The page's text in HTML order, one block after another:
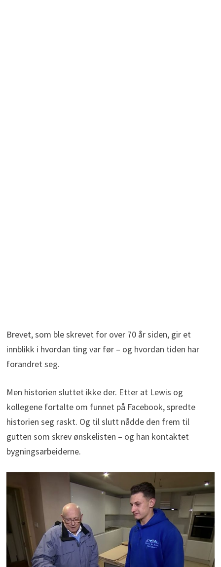
Brevet, som ble skrevet for over 70 år siden, gir et
innblikk i hvordan ting var før – og hvordan tiden har
forandret seg.
Men historien sluttet ikke der. Etter at Lewis og
kollegene fortalte om funnet på Facebook, spredte
historien seg raskt. Og til slutt nådde den frem til
gutten som skrev ønskelisten – og han kontaktet
bygningsarbeiderne.